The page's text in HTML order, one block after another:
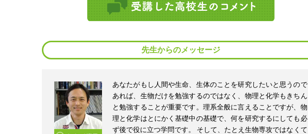
先生からのメッセージ
あなたがもし人間や生命、生体のことを研究したいと思うので
あれば、生物だけを勉強するのではなく、物理と化学もきちん
と勉強することが重要です。理系全般に言えることですが、物
理と化学はとにかく基礎中の基礎で、何を研究するにしても必
ず後で役に立つ学問です。 そして、たとえ生物専攻ではなくて